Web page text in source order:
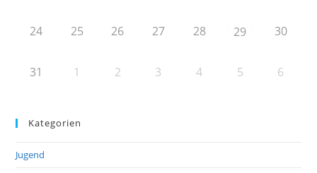
24 25 26 27 28 29 30
31 1 2 3 4 5 6
Kategorien
Jugend